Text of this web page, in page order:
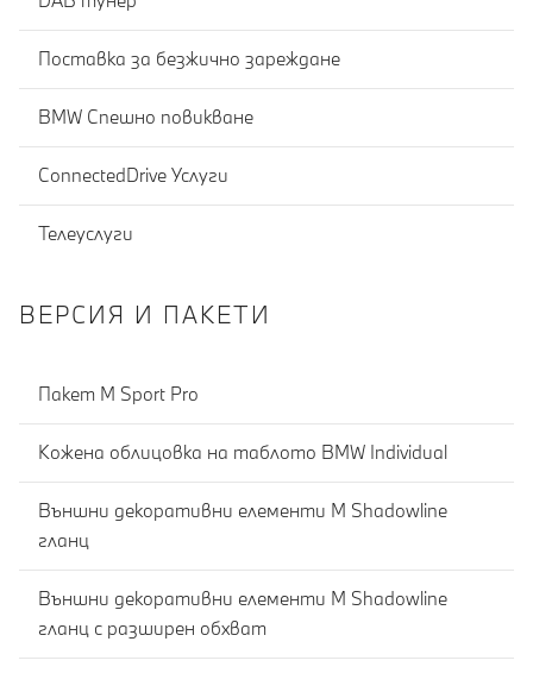
Поставка за безжично зареждане
BMW Спешно повикване
ConnectedDrive Услуги
Телеуслуги
ВЕРСИЯ И ПАКЕТИ
Пакет M Sport Pro
Кожена облицовка на таблото BMW Individual
Външни декоративни елементи M Shadowline
гланц
Външни декоративни елементи M Shadowline
гланц с разширен обхват